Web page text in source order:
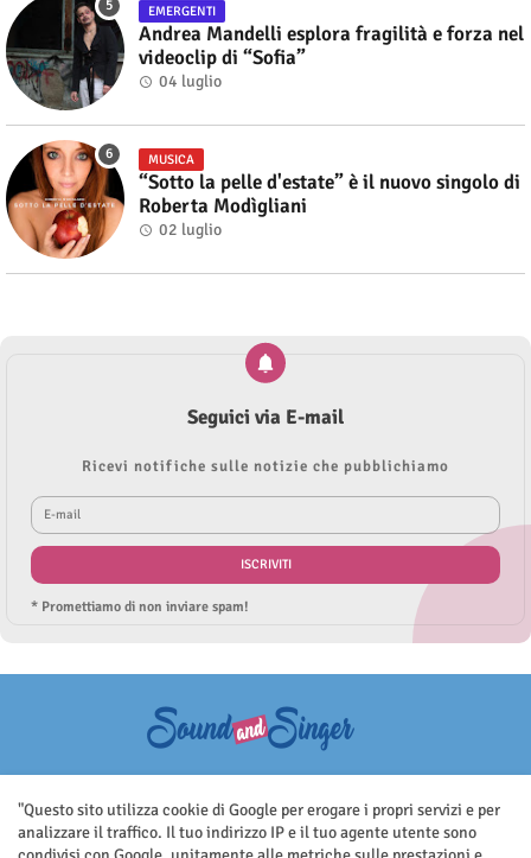
EMERGENTI
Andrea Mandelli esplora fragilità e forza nel
videoclip di “Sofia”
04 luglio
MUSICA
“Sotto la pelle d'estate” è il nuovo singolo di
Roberta Modìgliani
02 luglio
Seguici via E-mail
Ricevi notifiche sulle notizie che pubblichiamo
* Promettiamo di non inviare spam!
aggiornato senza nessuna periodicità. Non può pertanto considerarsi
un prodotto editoriale ai sensi della legge n.62 del 7.03.2001
"Questo sito utilizza cookie di Google per erogare i propri servizi e per
analizzare il traffico. Il tuo indirizzo IP e il tuo agente utente sono